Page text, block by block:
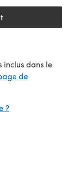
un nouvel
inclus dans le
de
?